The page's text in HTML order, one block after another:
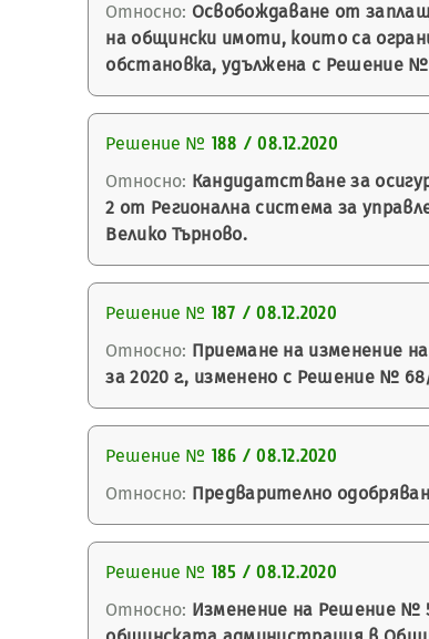
Относно: Освобождаване от
на общински имоти, които са
обстановка, удължена с Решение
Решение № 188 / 08.12.2020
Относно: Кандидатстване за
2 от Регионална система за
Велико Търново.
Решение № 187 / 08.12.2020
Относно: Приемане на изменение
за 2020 г., изменено с Решение №
Решение № 186 / 08.12.2020
Относно: Предварително
Решение № 185 / 08.12.2020
Относно: Изменение на Решение №